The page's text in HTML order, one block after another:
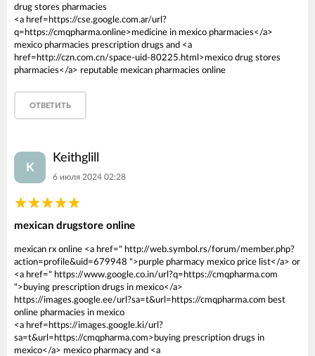
drug stores pharmacies
<a href=https://cse.google.com.ar/url?
q=https://cmqpharma.online>medicine in mexico pharmacies</a>
mexico pharmacies prescription drugs and <a
href=http://czn.com.cn/space-uid-80225.html>mexico drug stores
pharmacies</a> reputable mexican pharmacies online
ОТВЕТИТЬ
K
Keithglill
6 июля 2024 02:28
mexican drugstore online
mexican rx online <a href=" http://web.symbol.rs/forum/member.php?
action=profile&uid=679948 ">purple pharmacy mexico price list</a> or
<a href=" https://www.google.co.in/url?q=https://cmqpharma.com
">buying prescription drugs in mexico</a>
https://images.google.ee/url?sa=t&url=https://cmqpharma.com best
online pharmacies in mexico
<a href=https://images.google.ki/url?
sa=t&url=https://cmqpharma.com>buying prescription drugs in
mexico</a> mexico pharmacy and <a